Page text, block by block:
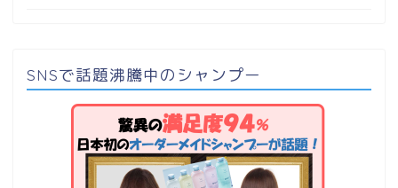
SNSで話題沸騰中のシャンプー